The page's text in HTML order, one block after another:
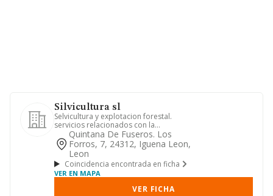
Silvicultura sl
Selvicultura y explotacion forestal.
servicios relacionados con la
selvicultura y explotacion fores...
Quintana De Fuseros. Los
Forros, 7, 24312, Iguena Leon,
Leon
Coincidencia encontrada en ficha
VER EN MAPA
VER FICHA